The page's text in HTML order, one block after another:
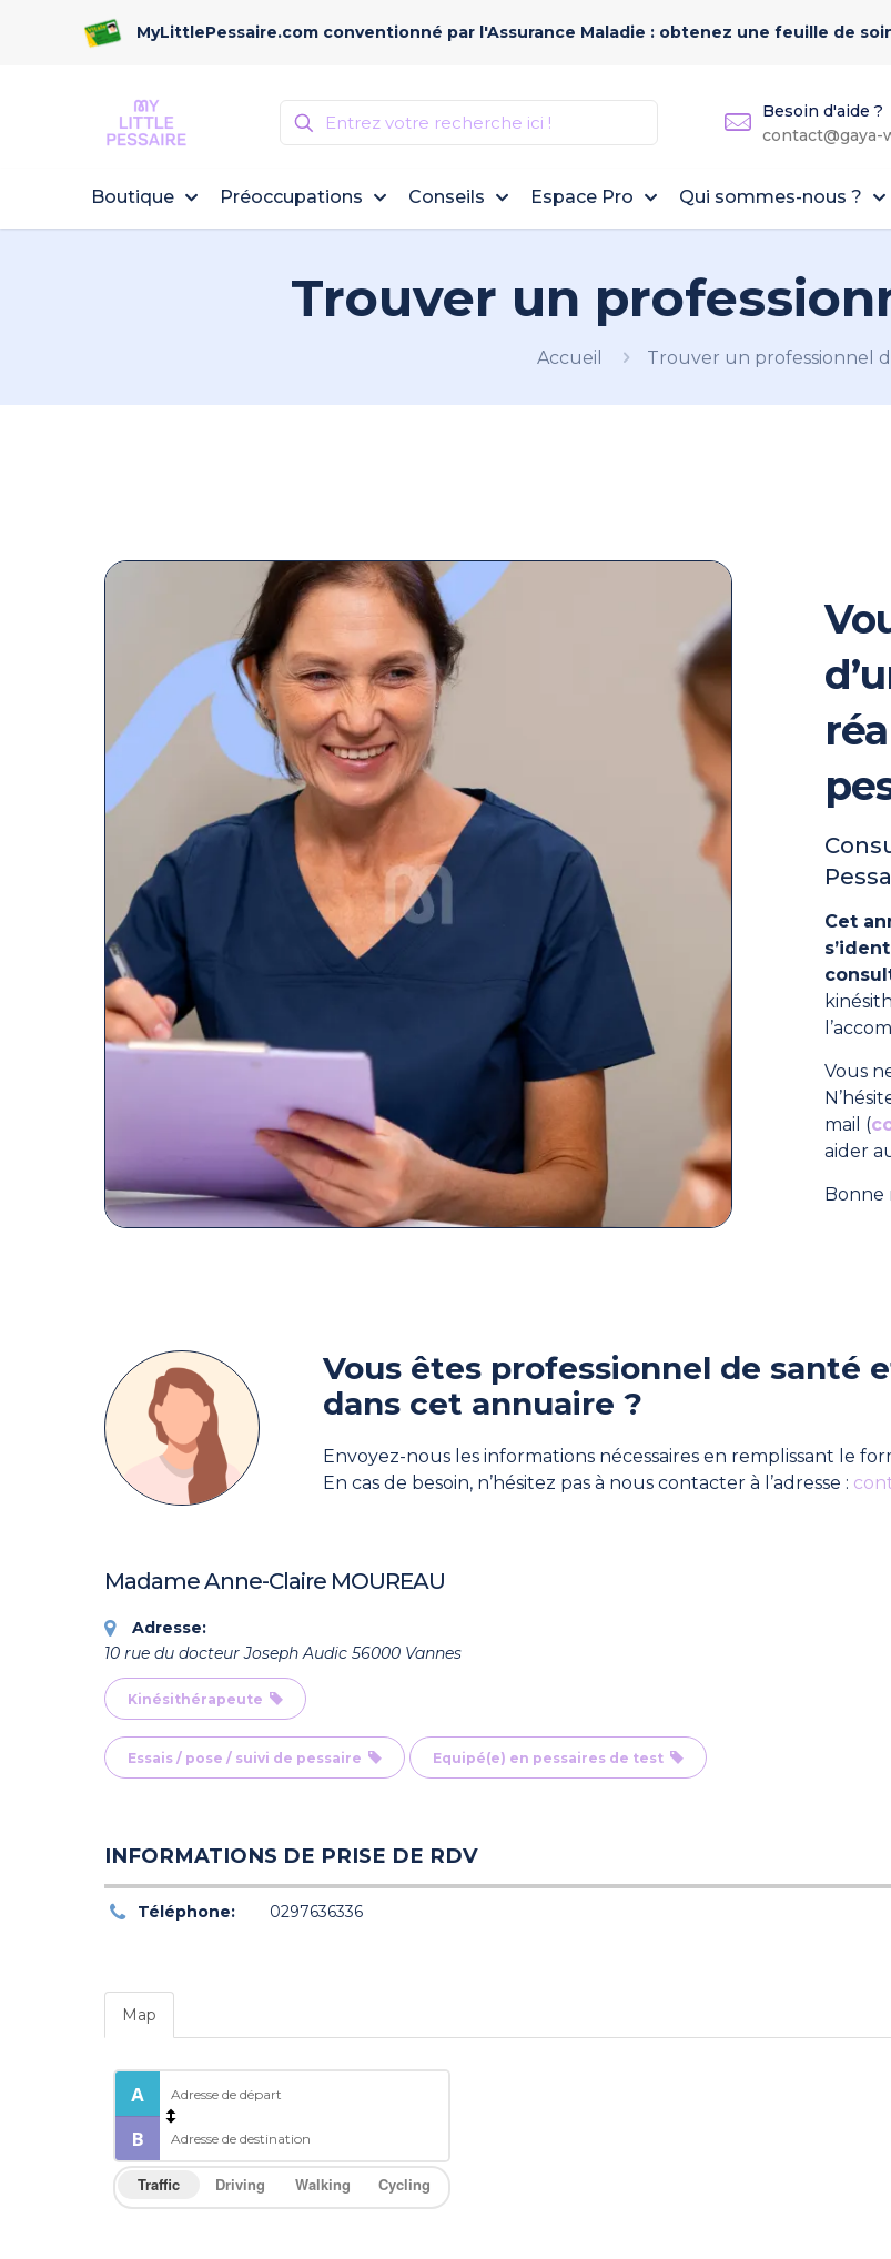
MyLittlePessaire.com conventionné par l'Assurance Maladie : obtenez une feuille de
Besoin d'aide ?
contact@gaya-
Boutique Préoccupations Conseils Espace Pro Qui sommes-nous ?
Trouver un
Accueil Trouver un professionnel
Cet
Vous
mail (
aider
Bonne
Vous êtes professionnel de santé
dans cet annuaire ?
Envoyez-nous les informations nécessaires en remplissant le
En cas de besoin, n’hésitez pas à nous contacter à l’adresse :
Madame Anne-Claire MOUREAU
Adresse:
10 rue du docteur Joseph Audic 56000 Vannes
Kinésithérapeute
Essais / pose / suivi de pessaire Equipé(e) en pessaires de test
INFORMATIONS DE PRISE DE RDV
Téléphone: 0297636336
Map
Traffic Driving Walking Cycling